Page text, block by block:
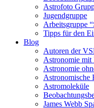
Astrofoto
Jugendgruppe
Arbeitsgruppe
Tipps für den
Blog
Autoren der
Astronomie mit
Astronomie
Astronomische
Astromoleküle
James Webb